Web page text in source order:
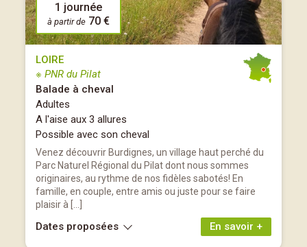
1 journée
à partir de 70 €
LOIRE
※ PNR du Pilat
Balade à cheval
Adultes
A l'aise aux 3 allures
Possible avec son cheval
Venez découvrir Burdignes, un village haut perché du
Parc Naturel Régional du Pilat dont nous sommes
originaires, au rythme de nos fidèles sabotés! En
famille, en couple, entre amis ou juste pour se faire
plaisir à […]
En savoir +
Dates proposées